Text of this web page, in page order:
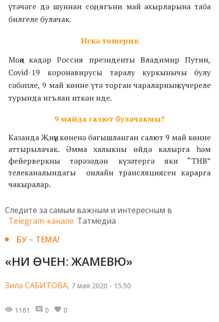
үтәчәге дә шуннан соң, ягъни май ахырларына таба
билгеле булачак.
Искә төшерик
Моңа кадәр Россия президенты Владимир Путин,
Covid-19 коронавирусы таралу куркынычы булу
сәбәпле, 9 май көнне үтә торган чараларның күчереле
турында игълан иткән иде.
9 майда салют булачакмы?
Казанда Җиңү көненә багышланган салют 9 май көнне
аттырылачак. Әмма халыкны өйдә калырга һәм
фейерверкны тәрәзәдән күзәтергә яки “ТНВ”
телеканалындагы онлайн трансляциясен карарга
чакыралар.
Следите за самым важным и интересным в
Telegram-канале Татмедиа
БУ – ТЕМА!
«НИ ӨЧЕН: ЖАМЕВЮ»
Зилә САБИТОВА, 7 мая 2020 - 15:50
1161 0 0